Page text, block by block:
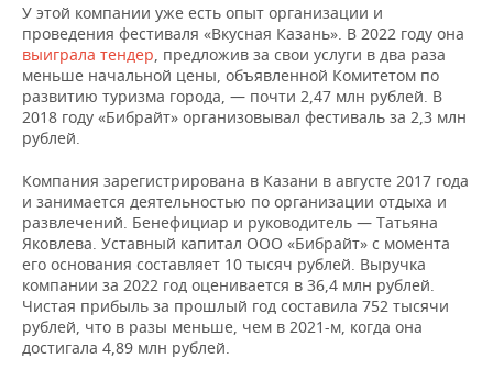
У этой компании уже есть опыт организации и
проведения фестиваля «Вкусная Казань». В 2022 году она
выиграла тендер, предложив за свои услуги в два раза
меньше начальной цены, объявленной Комитетом по
развитию туризма города, — почти 2,47 млн рублей. В
2018 году «Бибрайт» организовывал фестиваль за 2,3 млн
рублей.
Компания зарегистрирована в Казани в августе 2017 года
и занимается деятельностью по организации отдыха и
развлечений. Бенефициар и руководитель — Татьяна
Яковлева. Уставный капитал ООО «Бибрайт» с момента
его основания составляет 10 тысяч рублей. Выручка
компании за 2022 год оценивается в 36,4 млн рублей.
Чистая прибыль за прошлый год составила 752 тысячи
рублей, что в разы меньше, чем в 2021-м, когда она
достигала 4,89 млн рублей.